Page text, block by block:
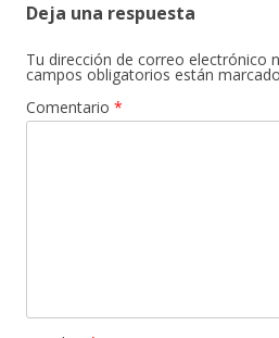
Deja una respuesta
Tu dirección de correo electrónico
campos obligatorios están
Comentario *